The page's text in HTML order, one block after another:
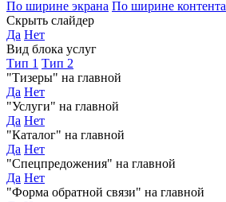
По ширине экрана По ширине контента
Скрыть слайдер
Да Нет
Вид блока услуг
Тип 1 Тип 2
"Тизеры" на главной
Да Нет
"Услуги" на главной
Да Нет
"Каталог" на главной
Да Нет
"Спецпредожения" на главной
Да Нет
"Форма обратной связи" на главной